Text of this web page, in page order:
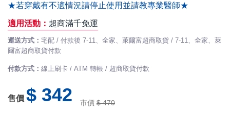
★若穿戴有不適情況請停止使用並請教專業醫師★
適用活動： 超商滿千免運
運送方式： 宅配 / 付款後 7-11、全家、萊爾富超商取貨 / 7-11、全家、萊
爾富超商取貨付款
付款方式： 線上刷卡 / ATM 轉帳 / 超商取貨付款
售價 $ 342 市價 $ 470